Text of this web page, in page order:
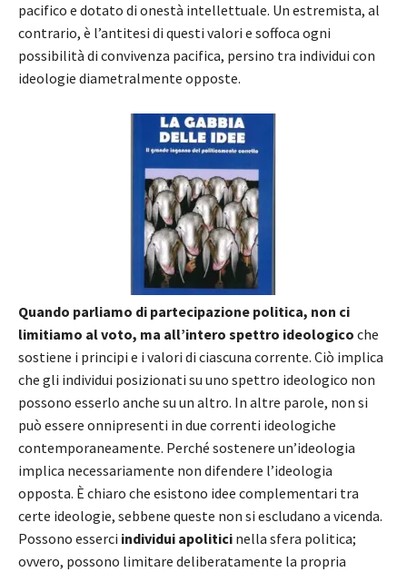
pacifico e dotato di onestà intellettuale. Un estremista, al
contrario, è l’antitesi di questi valori e soffoca ogni
possibilità di convivenza pacifica, persino tra individui con
ideologie diametralmente opposte.
Quando parliamo di partecipazione politica, non ci
limitiamo al voto, ma all’intero spettro ideologico che
sostiene i principi e i valori di ciascuna corrente. Ciò implica
che gli individui posizionati su uno spettro ideologico non
possono esserlo anche su un altro. In altre parole, non si
può essere onnipresenti in due correnti ideologiche
contemporaneamente. Perché sostenere un’ideologia
implica necessariamente non difendere l’ideologia
opposta. È chiaro che esistono idee complementari tra
certe ideologie, sebbene queste non si escludano a vicenda.
Possono esserci individui apolitici nella sfera politica;
ovvero, possono limitare deliberatamente la propria